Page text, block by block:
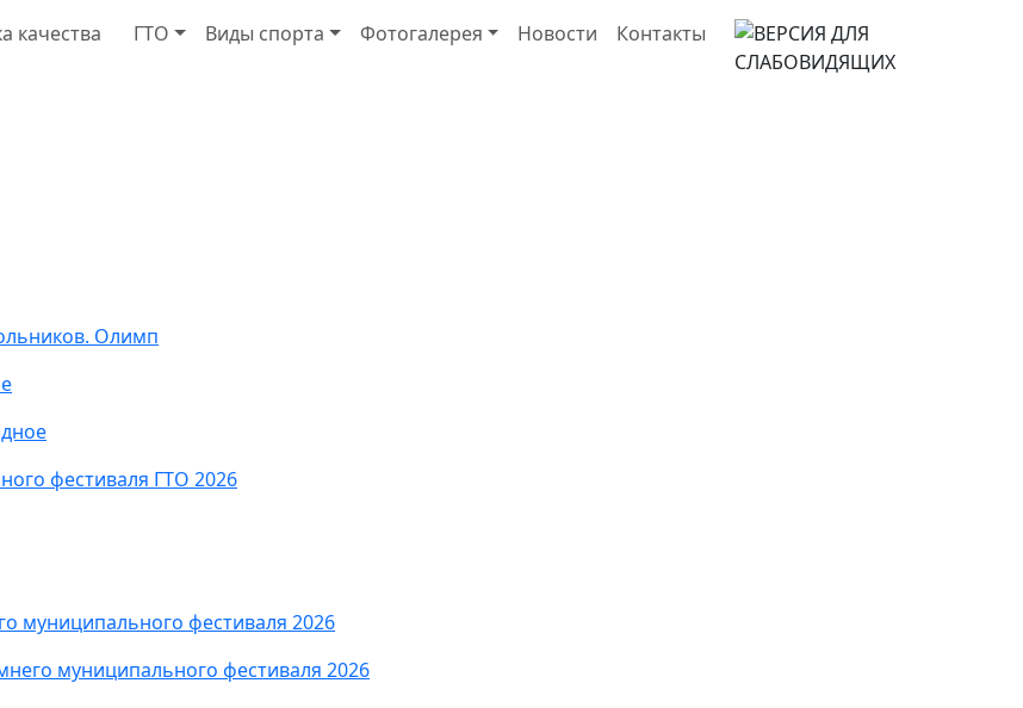
качества
ГТО Виды спорта Фотогалерея Новости Контакты
Олимп
фестиваля ГТО 2026
муниципального фестиваля 2026
муниципального фестиваля 2026